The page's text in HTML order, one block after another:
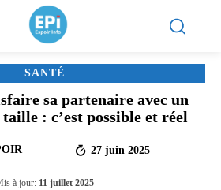
SANTÉ
sa partenaire avec un
: c’est possible et réel
27 juin 2025
à jour: 11 juillet 2025